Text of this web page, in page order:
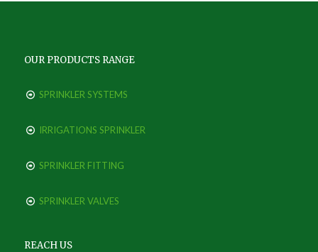
OUR PRODUCTS RANGE
SPRINKLER SYSTEMS
IRRIGATIONS SPRINKLER
SPRINKLER FITTING
SPRINKLER VALVES
REACH US